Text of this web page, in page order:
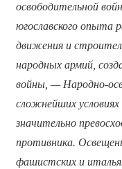
освободительной
югославского опыта
движения и
народных армий,
войны, — Народно-
сложнейших
значительно
противника.
фашистских и